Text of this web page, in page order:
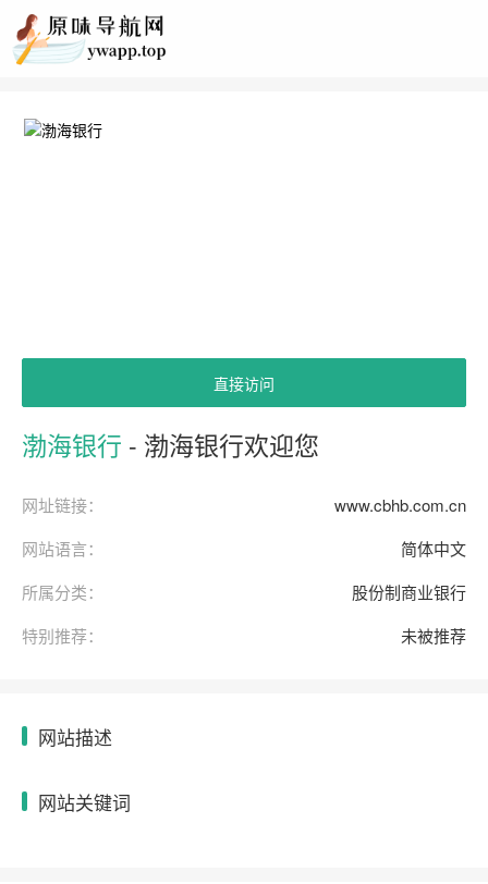
直接访问
渤海银行 - 渤海银行欢迎您
网址链接：
www.cbhb.com.cn
网站语言：
简体中文
所属分类：
股份制商业银行
特别推荐：
未被推荐
网站描述
网站关键词